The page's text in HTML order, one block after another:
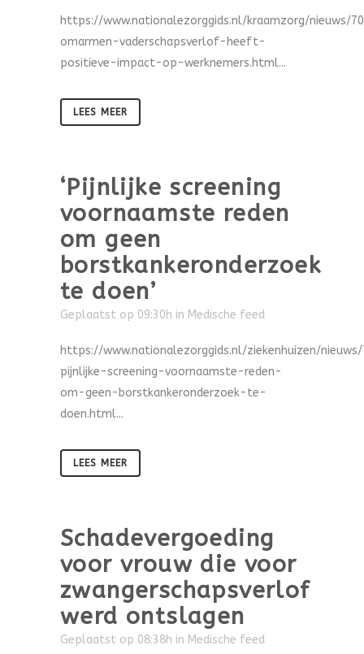
https://www.nationalezorggids.nl/kraamzorg/nieuws/
omarmen-vaderschapsverlof-heeft-
positieve-impact-op-werknemers.html...
LEES MEER
‘Pijnlijke screening
voornaamste reden
om geen
borstkankeronderzoek
te doen’
Geplaatst op 09:30h in Medische feed
https://www.nationalezorggids.nl/ziekenhuizen/
pijnlijke-screening-voornaamste-reden-
om-geen-borstkankeronderzoek-te-
doen.html...
LEES MEER
Schadevergoeding
voor vrouw die voor
zwangerschapsverlof
werd ontslagen
Geplaatst op 08:38h in Medische feed